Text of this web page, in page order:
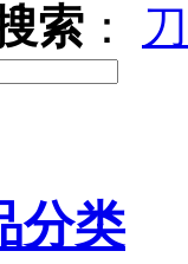
索 ：
分类